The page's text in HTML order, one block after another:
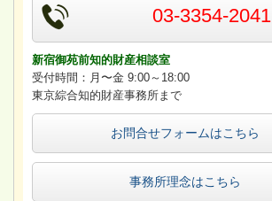
03-3354-2041
新宿御苑前知的財産相談室
受付時間：月〜金 9:00～18:00
東京綜合知的財産事務所まで
お問合せフォームはこちら
事務所理念はこちら